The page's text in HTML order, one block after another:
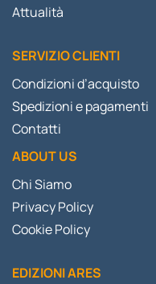
Attualità
SERVIZIO CLIENTI
Condizioni d’acquisto
Spedizioni e pagamenti
Contatti
ABOUT US
Chi Siamo
Privacy Policy
Cookie Policy
EDIZIONI ARES